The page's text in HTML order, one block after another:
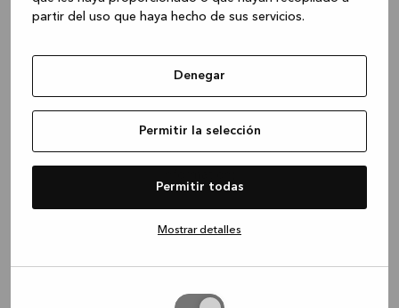
partir del uso que haya hecho de sus servicios.
Denegar
Permitir la selección
Permitir todas
Mostrar detalles
Application error: a client-side exception has occurred
loadingwww.kvik.es (see the browser console for more